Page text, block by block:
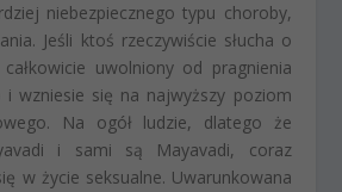
niebezpiecznego typu choroby,
Jeśli ktoś rzeczywiście słucha o
uwolniony od pragnienia
i wzniesie się na najwyższy poziom
Na ogół ludzie, dlatego że
i sami są Mayavadi, coraz
w życie seksualne. Uwarunkowana